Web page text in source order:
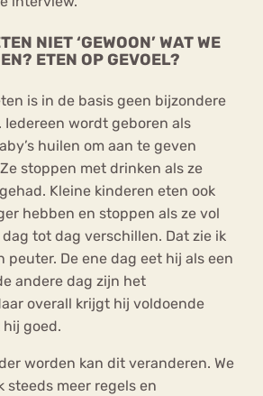
NIET ‘GEWOON’ WAT WE
ETEN OP GEVOEL?
is in de basis geen bijzondere
Iedereen wordt geboren als
huilen om aan te geven
stoppen met drinken als ze
Kleine kinderen eten ook
hebben en stoppen als ze vol
tot dag verschillen. Dat zie ik
peuter. De ene dag eet hij als een
andere dag zijn het
overall krijgt hij voldoende
goed.
worden kan dit veranderen. We
steeds meer regels en